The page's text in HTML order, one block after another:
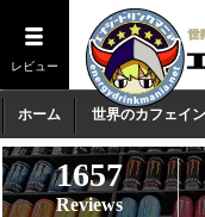
レビュー
ホーム 世界のカフェイ
1657
Reviews